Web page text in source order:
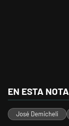
EN ESTA NOTA
José Demicheli